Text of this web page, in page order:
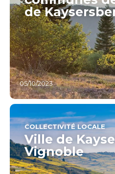
de
05/10/2023
COLLECTIVITÉ LOCALE
Ville de
Vignoble